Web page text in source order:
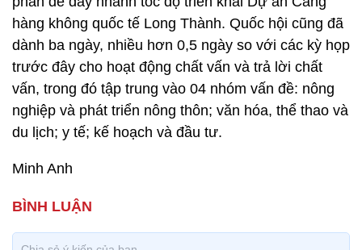
hàng không quốc tế Long Thành. Quốc hội cũng đã
dành ba ngày, nhiều hơn 0,5 ngày so với các kỳ họp
trước đây cho hoạt động chất vấn và trả lời chất
vấn, trong đó tập trung vào 04 nhóm vấn đề: nông
nghiệp và phát triển nông thôn; văn hóa, thể thao và
du lịch; y tế; kế hoạch và đầu tư.
Minh Anh